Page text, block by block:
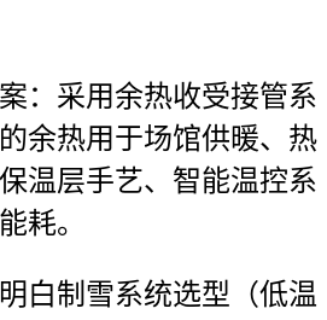
采用余热收受接管系
余热用于场馆供暖、热
温层手艺、智能温控系
耗。
制雪系统选型（低温